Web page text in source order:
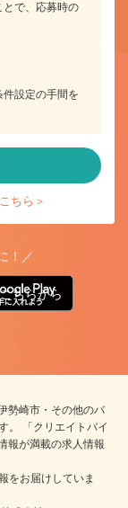
とで、応募時の
設定の手間を
ちら＞
！／
ちらから
勢崎市・その他のバ
。 「クリエイトバイ
報が満載の求人情報
をお届けしていま